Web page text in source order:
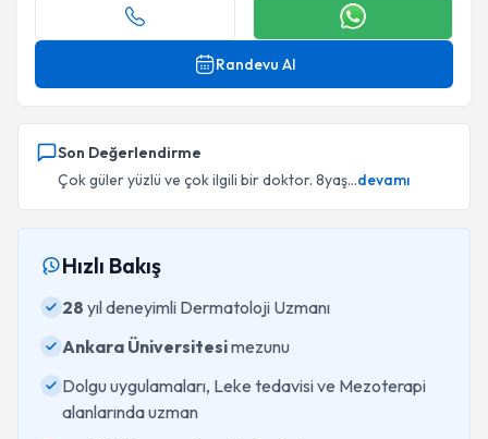
Randevu Al
Son Değerlendirme
Çok güler yüzlü ve çok ilgili bir doktor. 8yaş...devamı
Hızlı Bakış
28 yıl deneyimli Dermatoloji Uzmanı
Ankara Üniversitesimezunu
Dolgu uygulamaları, Leke tedavisi ve Mezoterapi
alanlarında uzman